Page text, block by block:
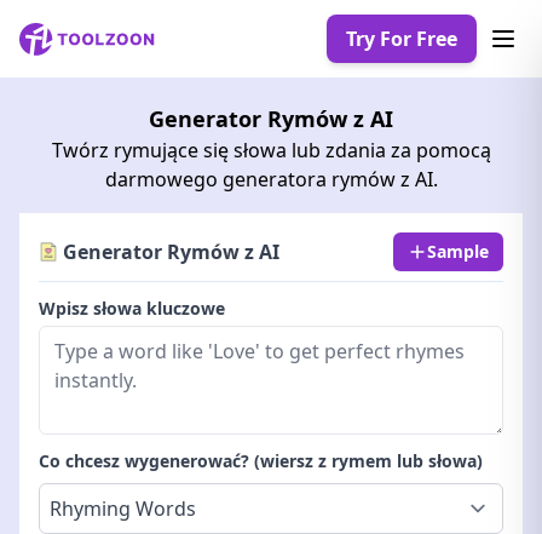
Try For Free
Generator Rymów z AI
Twórz rymujące się słowa lub zdania za pomocą
darmowego generatora rymów z AI.
Generator Rymów z AI Sample
Wpisz słowa kluczowe
Co chcesz wygenerować? (wiersz z rymem lub słowa)